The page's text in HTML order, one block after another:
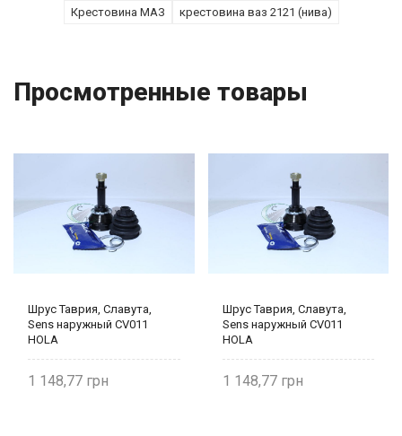
Крестовина МАЗ крестовина ваз 2121 (нива)
Просмотренные товары
Шрус Таврия, Славута,
Sens наружный CV011
HOLA
1 148,77
Шрус Таврия, Славута,
Sens наружный CV011
HOLA
1 148,77